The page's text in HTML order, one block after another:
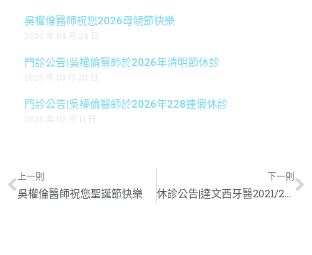
吳權倫醫師祝您2026母親節快樂
2026 年 04 月 24 日
門診公告|吳權倫醫師於2026年清明節休診
2026 年 03 月 20 日
門診公告|吳權倫醫師於2026年228連假休診
2026 年 02 月 11 日
上一則
吳權倫醫師祝您聖誕節快樂
下一則
休診公告|達文西牙醫2021/2/10-2/16春節休診